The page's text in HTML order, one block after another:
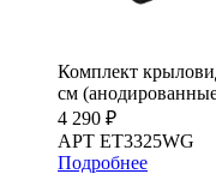
Комплект
см
4 290 ₽
АРТ ET3325WG
Подробнее